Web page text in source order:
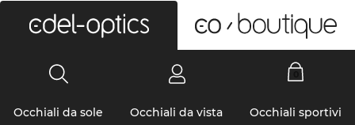
Occhiali da sole Occhiali da vista Occhiali sportivi